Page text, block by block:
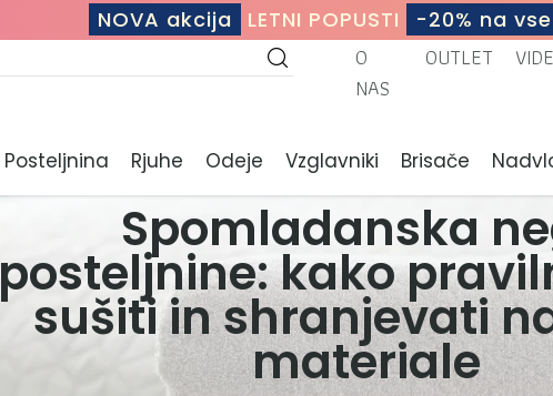
NOVA akcija LETNI POPUSTI -20% na
O
NAS
OUTLET
Posteljnina Rjuhe Odeje Vzglavniki Brisače
Spomladanska
posteljnine: kako
sušiti in shranjevati
materiale